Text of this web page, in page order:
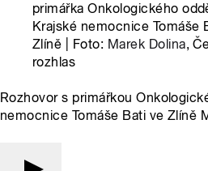
primářka Onkologického
Krajské nemocnice Tomáše
Zlíně | Foto: Marek Dolina,
rozhlas
Rozhovor s primářkou
nemocnice Tomáše Bati ve Zlíně